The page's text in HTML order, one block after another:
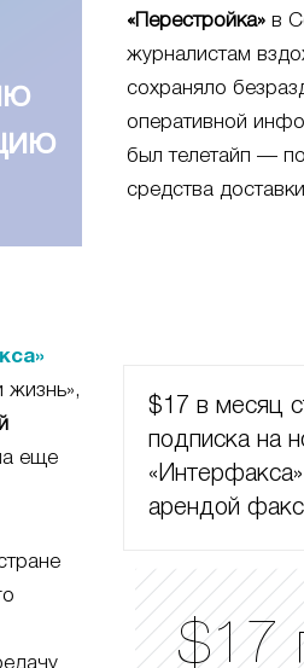
«Перестройка» в
журналистам
сохраняло
оперативной
был телетайп —
средства
жизнь»,
еще
$17 в месяц
подписка на
арендой
$17